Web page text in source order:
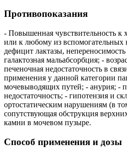
Противопоказания
- Повышенная чувствительность к
или к любому из вспомогательных
дефицит лактазы,
галактозная мальабсорбция; -
печеночная недостаточность в
применения у данной категории
мочевыводящих путей; - анурия; -
недостаточность; - гипотензия и
ортостатическим нарушениям (в
сопутствующая обструкция
камни в мочевом пузыре.
Способ применения и дозы